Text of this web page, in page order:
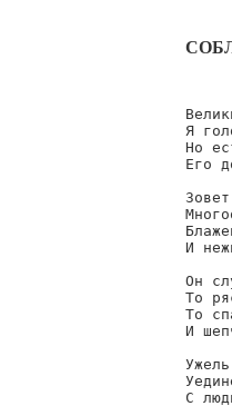
Я
Но
Его
И
Он
То
То
И
С